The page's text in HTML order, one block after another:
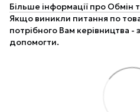
Більше інформації про Обмін
Якщо виникли питання по
потрібного Вам керівництва
допомогти.